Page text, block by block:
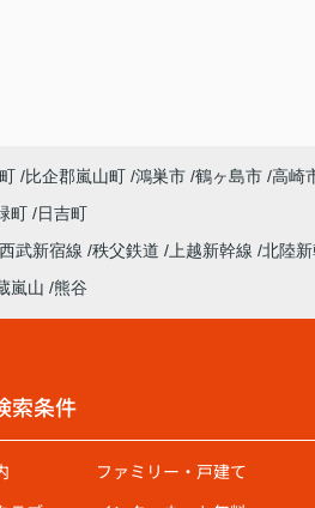
比企郡嵐山町 鴻巣市 鶴ヶ島市 高崎
町
日吉町
西武新宿線 秩父鉄道 上越新幹線 北陸
嵐山 熊谷
索条件
ファミリー・戸建て